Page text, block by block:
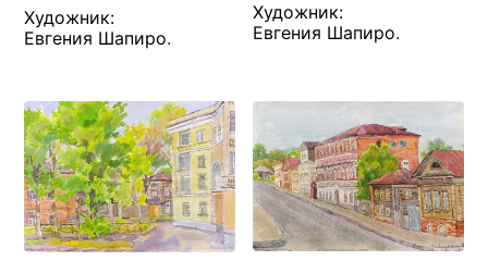
Художник:
Евгения Шапиро.
Художник:
Евгения Шапиро.